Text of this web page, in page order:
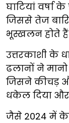
घाटियां वर्षा
जिससे तेज
भूस्खलन होते
उत्तरकाशी के
ढलानों ने
जिसने कीचड़
धकेल दिया
जैसे 2024 में